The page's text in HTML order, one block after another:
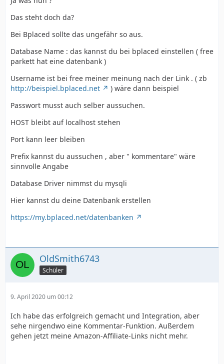
Das steht doch da?
Bei Bplaced sollte das ungefähr so aus.
Database Name : das kannst du bei bplaced einstellen ( free
parkett hat eine datenbank )
Username ist bei free meiner meinung nach der Link . ( zb
http://beispiel.bplaced.net
) wäre dann beispiel
Passwort musst auch selber aussuchen.
HOST bleibt auf localhost stehen
Port kann leer bleiben
Prefix kannst du aussuchen , aber " kommentare" wäre
sinnvolle Angabe
Database Driver nimmst du mysqli
Hier kannst du deine Datenbank erstellen
https://my.bplaced.net/datenbanken
OldSmith6743
Schüler
9. April 2020 um 00:12
Ich habe das erfolgreich gemacht und Integration, aber
sehe nirgendwo eine Kommentar-Funktion. Außerdem
gehen jetzt meine Amazon-Affiliate-Links nicht mehr.